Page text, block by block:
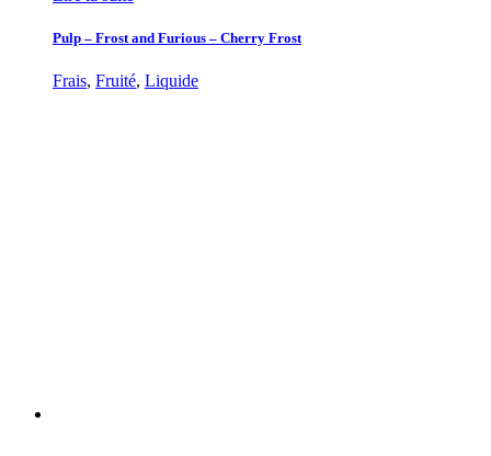
Pulp – Frost and Furious – Cherry Frost
Frais, Fruité, Liquide